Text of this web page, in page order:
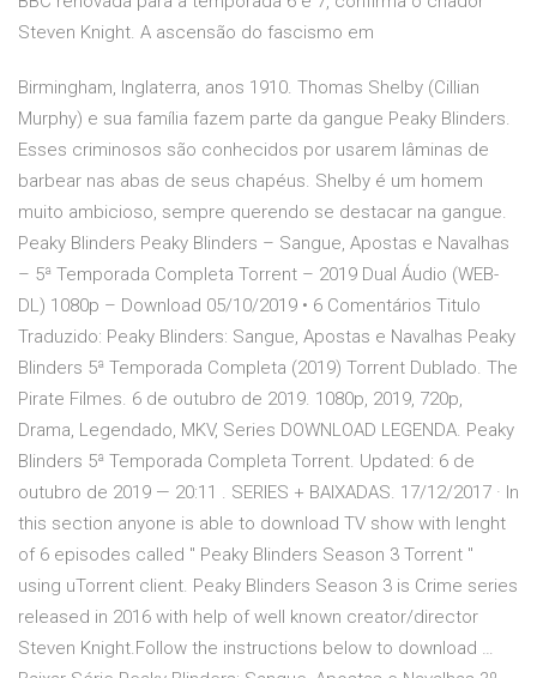
Steven Knight. A ascensão do fascismo em
Birmingham, Inglaterra, anos 1910. Thomas Shelby (Cillian
Murphy) e sua família fazem parte da gangue Peaky Blinders.
Esses criminosos são conhecidos por usarem lâminas de
barbear nas abas de seus chapéus. Shelby é um homem
muito ambicioso, sempre querendo se destacar na gangue.
Peaky Blinders Peaky Blinders – Sangue, Apostas e Navalhas
– 5ª Temporada Completa Torrent – 2019 Dual Áudio (WEB-
DL) 1080p – Download 05/10/2019 • 6 Comentários Titulo
Traduzido: Peaky Blinders: Sangue, Apostas e Navalhas Peaky
Blinders 5ª Temporada Completa (2019) Torrent Dublado. The
Pirate Filmes. 6 de outubro de 2019. 1080p, 2019, 720p,
Drama, Legendado, MKV, Series DOWNLOAD LEGENDA. Peaky
Blinders 5ª Temporada Completa Torrent. Updated: 6 de
outubro de 2019 — 20:11 . SERIES + BAIXADAS. 17/12/2017 · In
this section anyone is able to download TV show with lenght
of 6 episodes called " Peaky Blinders Season 3 Torrent "
using uTorrent client. Peaky Blinders Season 3 is Crime series
released in 2016 with help of well known creator/director
Steven Knight.Follow the instructions below to download …